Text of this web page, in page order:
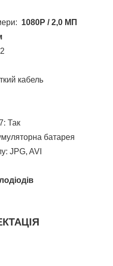
1080P / 2,0 МП
кабель
Так
батарея
JPG, AVI